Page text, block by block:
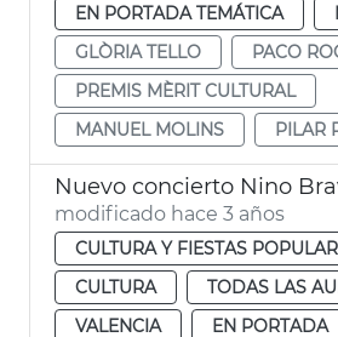
EN PORTADA TEMÁTICA
GLÒRIA TELLO
PACO
PREMIS MÈRIT CULTURAL
MANUEL MOLINS
PILAR
Nuevo concierto Nino
modificado hace 3 años
CULTURA Y FIESTAS
CULTURA
TODAS LAS
VALENCIA
EN PORTADA